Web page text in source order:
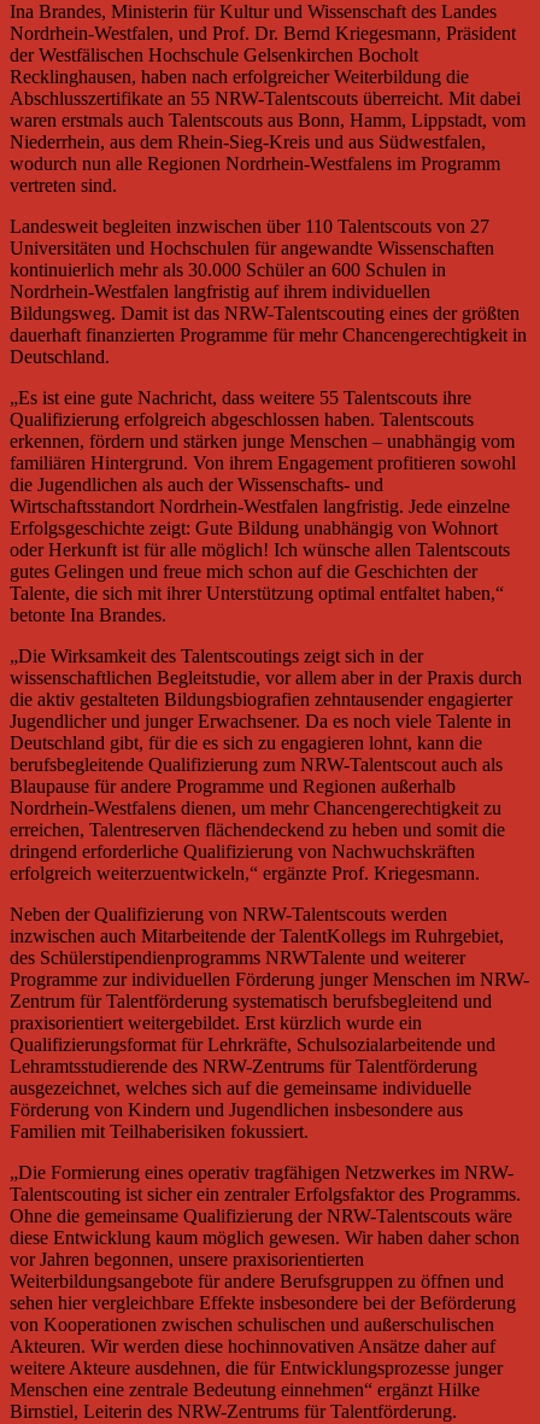
Ina Brandes, Ministerin für Kultur und Wissenschaft des Landes
Nordrhein-Westfalen, und Prof. Dr. Bernd Kriegesmann, Präsident
der Westfälischen Hochschule Gelsenkirchen Bocholt
Recklinghausen, haben nach erfolgreicher Weiterbildung die
Abschlusszertifikate an 55 NRW-Talentscouts überreicht. Mit dabei
waren erstmals auch Talentscouts aus Bonn, Hamm, Lippstadt, vom
Niederrhein, aus dem Rhein-Sieg-Kreis und aus Südwestfalen,
wodurch nun alle Regionen Nordrhein-Westfalens im Programm
vertreten sind.
Landesweit begleiten inzwischen über 110 Talentscouts von 27
Universitäten und Hochschulen für angewandte Wissenschaften
kontinuierlich mehr als 30.000 Schüler an 600 Schulen in
Nordrhein-Westfalen langfristig auf ihrem individuellen
Bildungsweg. Damit ist das NRW-Talentscouting eines der größten
dauerhaft finanzierten Programme für mehr Chancengerechtigkeit in
Deutschland.
„Es ist eine gute Nachricht, dass weitere 55 Talentscouts ihre
Qualifizierung erfolgreich abgeschlossen haben. Talentscouts
erkennen, fördern und stärken junge Menschen – unabhängig vom
familiären Hintergrund. Von ihrem Engagement profitieren sowohl
die Jugendlichen als auch der Wissenschafts- und
Wirtschaftsstandort Nordrhein-Westfalen langfristig. Jede einzelne
Erfolgsgeschichte zeigt: Gute Bildung unabhängig von Wohnort
oder Herkunft ist für alle möglich! Ich wünsche allen Talentscouts
gutes Gelingen und freue mich schon auf die Geschichten der
Talente, die sich mit ihrer Unterstützung optimal entfaltet haben,“
betonte Ina Brandes.
„Die Wirksamkeit des Talentscoutings zeigt sich in der
wissenschaftlichen Begleitstudie, vor allem aber in der Praxis durch
die aktiv gestalteten Bildungsbiografien zehntausender engagierter
Jugendlicher und junger Erwachsener. Da es noch viele Talente in
Deutschland gibt, für die es sich zu engagieren lohnt, kann die
berufsbegleitende Qualifizierung zum NRW-Talentscout auch als
Blaupause für andere Programme und Regionen außerhalb
Nordrhein-Westfalens dienen, um mehr Chancengerechtigkeit zu
erreichen, Talentreserven flächendeckend zu heben und somit die
dringend erforderliche Qualifizierung von Nachwuchskräften
erfolgreich weiterzuentwickeln,“ ergänzte Prof. Kriegesmann.
Neben der Qualifizierung von NRW-Talentscouts werden
inzwischen auch Mitarbeitende der TalentKollegs im Ruhrgebiet,
des Schülerstipendienprogramms NRWTalente und weiterer
Programme zur individuellen Förderung junger Menschen im NRW-
Zentrum für Talentförderung systematisch berufsbegleitend und
praxisorientiert weitergebildet. Erst kürzlich wurde ein
Qualifizierungsformat für Lehrkräfte, Schulsozialarbeitende und
Lehramtsstudierende des NRW-Zentrums für Talentförderung
ausgezeichnet, welches sich auf die gemeinsame individuelle
Förderung von Kindern und Jugendlichen insbesondere aus
Familien mit Teilhaberisiken fokussiert.
„Die Formierung eines operativ tragfähigen Netzwerkes im NRW-
Talentscouting ist sicher ein zentraler Erfolgsfaktor des Programms.
Ohne die gemeinsame Qualifizierung der NRW-Talentscouts wäre
diese Entwicklung kaum möglich gewesen. Wir haben daher schon
vor Jahren begonnen, unsere praxisorientierten
Weiterbildungsangebote für andere Berufsgruppen zu öffnen und
sehen hier vergleichbare Effekte insbesondere bei der Beförderung
von Kooperationen zwischen schulischen und außerschulischen
Akteuren. Wir werden diese hochinnovativen Ansätze daher auf
weitere Akteure ausdehnen, die für Entwicklungsprozesse junger
Menschen eine zentrale Bedeutung einnehmen“ ergänzt Hilke
Birnstiel, Leiterin des NRW-Zentrums für Talentförderung.